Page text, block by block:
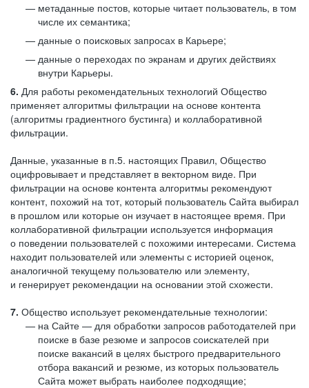
метаданные постов, которые читает пользователь, в том
числе их семантика;
данные о поисковых запросах в Карьере;
данные о переходах по экранам и других действиях
внутри Карьеры.
6. Для работы рекомендательных технологий Общество
применяет алгоритмы фильтрации на основе контента
(алгоритмы градиентного бустинга) и коллаборативной
фильтрации.
Данные, указанные в п.5. настоящих Правил, Общество
оцифровывает и представляет в векторном виде. При
фильтрации на основе контента алгоритмы рекомендуют
контент, похожий на тот, который пользователь Сайта выбирал
в прошлом или которые он изучает в настоящее время. При
коллаборативной фильтрации используется информация
о поведении пользователей с похожими интересами. Система
находит пользователей или элементы с историей оценок,
аналогичной текущему пользователю или элементу,
и генерирует рекомендации на основании этой схожести.
7. Общество использует рекомендательные технологии:
на Сайте — для обработки запросов работодателей при
поиске в базе резюме и запросов соискателей при
поиске вакансий в целях быстрого предварительного
отбора вакансий и резюме, из которых пользователь
Сайта может выбрать наиболее подходящие;